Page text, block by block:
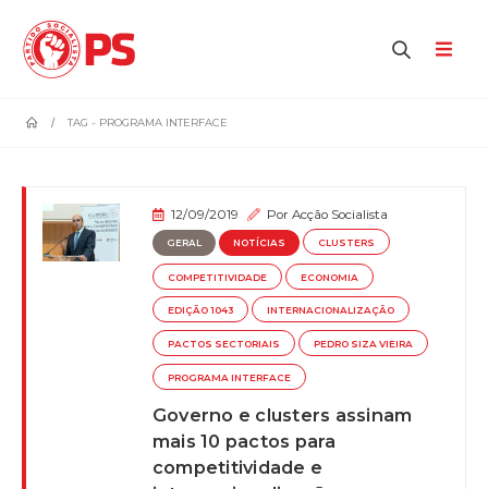
TAG - PROGRAMA INTERFACE
12/09/2019 PorAcção Socialista
GERAL NOTÍCIAS CLUSTERS
COMPETITIVIDADE ECONOMIA
EDIÇÃO 1043 INTERNACIONALIZAÇÃO
PACTOS SECTORIAIS PEDRO SIZA VIEIRA
PROGRAMA INTERFACE
Governo e clusters assinam
mais 10 pactos para
competitividade e